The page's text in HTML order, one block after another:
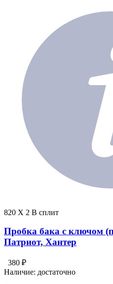
820 X 2 В сплит
Пробка бака с ключом
Патриот, Хантер
380 ₽
Наличие: достаточно